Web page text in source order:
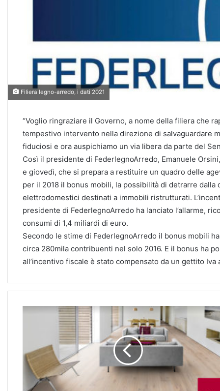
Filiera legno-arredo, i dati 2021
“Voglio ringraziare il Governo, a nome della filiera che
tempestivo intervento nella direzione di salvaguardare
fiduciosi e ora auspichiamo un via libera da parte del
Così il presidente di FederlegnoArredo, Emanuele
e giovedì, che si prepara a restituire un quadro delle
per il 2018 il bonus mobili, la possibilità di detrarre
elettrodomestici destinati a immobili ristrutturati.
presidente di FederlegnoArredo ha lanciato l’allarme,
consumi di 1,4 miliardi di euro.
Secondo le stime di FederlegnoArredo il bonus mobili
circa 280mila contribuenti nel solo 2016. E il bonus ha
all’incentivo fiscale è stato compensato da un gettito